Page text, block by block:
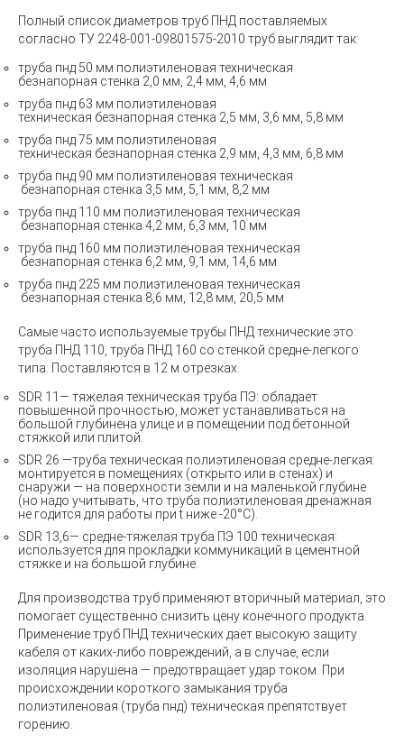
Полный список диаметров труб ПНД поставляемых
согласно ТУ 2248-001-09801575-2010 труб выглядит так:
труба пнд 50 мм полиэтиленовая техническая
безнапорная стенка 2,0 мм, 2,4 мм, 4,6 мм
труба пнд 63 мм полиэтиленовая
техническая безнапорная стенка 2,5 мм, 3,6 мм, 5,8 мм
труба пнд 75 мм полиэтиленовая
техническая безнапорная стенка 2,9 мм, 4,3 мм, 6,8 мм
труба пнд 90 мм полиэтиленовая техническая
безнапорная стенка 3,5 мм, 5,1 мм, 8,2 мм
труба пнд 110 мм полиэтиленовая техническая
безнапорная стенка 4,2 мм, 6,3 мм, 10 мм
труба пнд 160 мм полиэтиленовая техническая
безнапорная стенка 6,2 мм, 9,1 мм, 14,6 мм
труба пнд 225 мм полиэтиленовая техническая
безнапорная стенка 8,6 мм, 12,8 мм, 20,5 мм
Самые часто используемыетрубы ПНД технические это:
труба ПНД 110, труба ПНД 160 со стенкой средне-легкого
типа. Поставляются в 12 м отрезках.
SDR 11— тяжелая техническая труба ПЭ: обладает
повышенной прочностью, может устанавливаться на
большой глубинена улице и в помещении под бетонной
стяжкой или плитой.
SDR 26 —труба техническая полиэтиленовая средне-легкая:
монтируется в помещениях (открыто или в стенах) и
снаружи — на поверхности земли и на маленькой глубине
(но надо учитывать, что труба полиэтиленовая дренажная
не годится для работы при t ниже -20°C).
SDR 13,6— средне-тяжелая труба ПЭ 100 техническая:
используется для прокладки коммуникаций в цементной
стяжке и на большой глубине.
Для производства труб применяют вторичный материал, это
помогает существенно снизить цену конечного продукта.
Применениетруб ПНД технических дает высокую защиту
кабеля от каких-либо повреждений, а в случае, если
изоляция нарушена — предотвращает удар током. При
происхождении короткого замыкания труба
полиэтиленовая (труба пнд) техническая препятствует
горению.